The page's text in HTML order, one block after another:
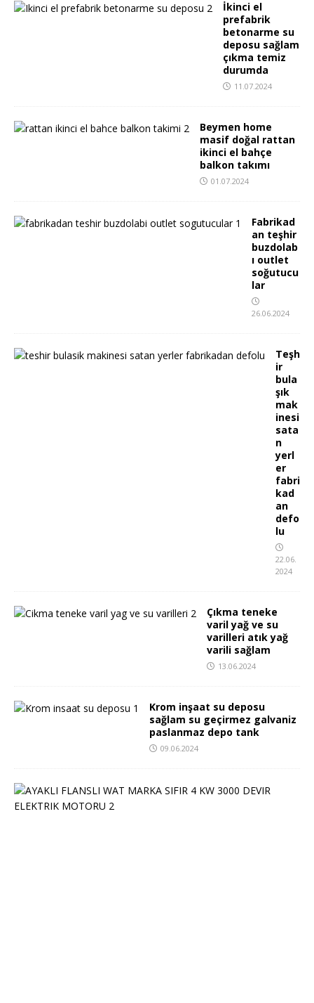
İkinci el
prefabrik
betonarme su
deposu sağlam
çıkma temiz
durumda
11.07.2024
Beymen home
masif doğal rattan
ikinci el bahçe
balkon takımı
01.07.2024
Fabrikad
an teşhir
buzdolab
ı outlet
soğutucu
lar
26.06.2024
Teşh
ir
bula
şık
mak
inesi
sata
n
yerl
er
fabri
kad
an
defo
lu
22.06.
2024
Çıkma teneke
varil yağ ve su
varilleri atık yağ
varili sağlam
13.06.2024
Krom inşaat su deposu
sağlam su geçirmez galvaniz
paslanmaz depo tank
09.06.2024